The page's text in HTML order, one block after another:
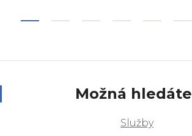
Možná hledáte
Služby